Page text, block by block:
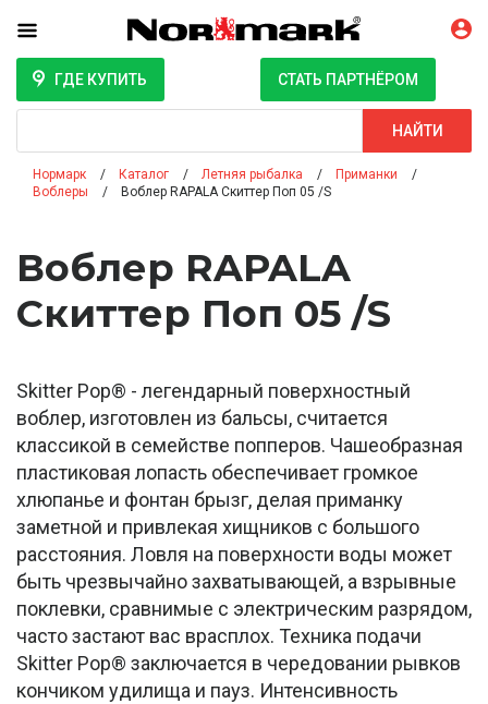
ГДЕ КУПИТЬ СТАТЬ ПАРТНЁРОМ
НАЙТИ
Нормарк Каталог Летняя рыбалка
Приманки
Воблеры
Воблер RAPALA Скиттер Поп 05 /S
Воблер RAPALA
Скиттер Поп 05 /S
Skitter Pop® - легендарный поверхностный
воблер, изготовлен из бальсы, считается
классикой в семействе попперов. Чашеобразная
пластиковая лопасть обеспечивает громкое
хлюпанье и фонтан брызг, делая приманку
заметной и привлекая хищников с большого
расстояния. Ловля на поверхности воды может
быть чрезвычайно захватывающей, а взрывные
поклевки, сравнимые с электрическим разрядом,
часто застают вас врасплох. Техника подачи
Skitter Pop® заключается в чередовании рывков
кончиком удилища и пауз. Интенсивность